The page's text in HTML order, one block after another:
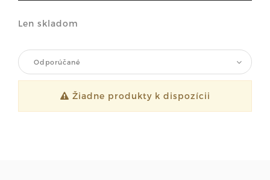
Len skladom
Odporúčané
Žiadne produkty k dispozícii